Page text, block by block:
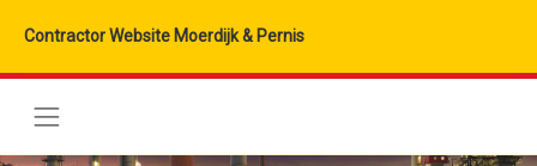
Contractor Website Moerdijk & Pernis